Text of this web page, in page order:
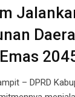
– DPRD